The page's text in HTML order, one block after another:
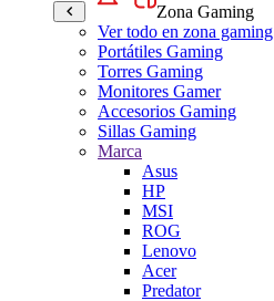
Zona Gaming
Ver todo en zona gaming
Portátiles Gaming
Torres Gaming
Monitores Gamer
Accesorios Gaming
Sillas Gaming
Marca
Asus
HP
MSI
ROG
Lenovo
Acer
Predator